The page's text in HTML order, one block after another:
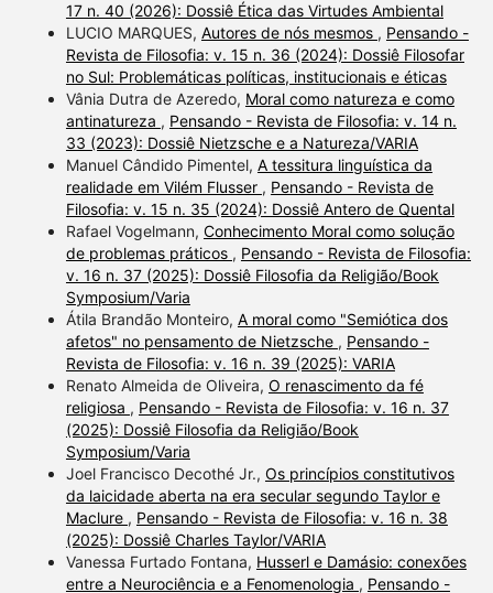
17 n. 40 (2026): Dossiê Ética das Virtudes Ambiental
LUCIO MARQUES, Autores de nós mesmos , Pensando -
Revista de Filosofia: v. 15 n. 36 (2024): Dossiê Filosofar
no Sul: Problemáticas políticas, institucionais e éticas
Vânia Dutra de Azeredo, Moral como natureza e como
antinatureza , Pensando - Revista de Filosofia: v. 14 n.
33 (2023): Dossiê Nietzsche e a Natureza/VARIA
Manuel Cândido Pimentel, A tessitura linguística da
realidade em Vilém Flusser , Pensando - Revista de
Filosofia: v. 15 n. 35 (2024): Dossiê Antero de Quental
Rafael Vogelmann, Conhecimento Moral como solução
de problemas práticos , Pensando - Revista de Filosofia:
v. 16 n. 37 (2025): Dossiê Filosofia da Religião/Book
Symposium/Varia
Átila Brandão Monteiro, A moral como "Semiótica dos
afetos" no pensamento de Nietzsche , Pensando -
Revista de Filosofia: v. 16 n. 39 (2025): VARIA
Renato Almeida de Oliveira, O renascimento da fé
religiosa , Pensando - Revista de Filosofia: v. 16 n. 37
(2025): Dossiê Filosofia da Religião/Book
Symposium/Varia
Joel Francisco Decothé Jr., Os princípios constitutivos
da laicidade aberta na era secular segundo Taylor e
Maclure , Pensando - Revista de Filosofia: v. 16 n. 38
(2025): Dossiê Charles Taylor/VARIA
Vanessa Furtado Fontana, Husserl e Damásio: conexões
entre a Neurociência e a Fenomenologia , Pensando -